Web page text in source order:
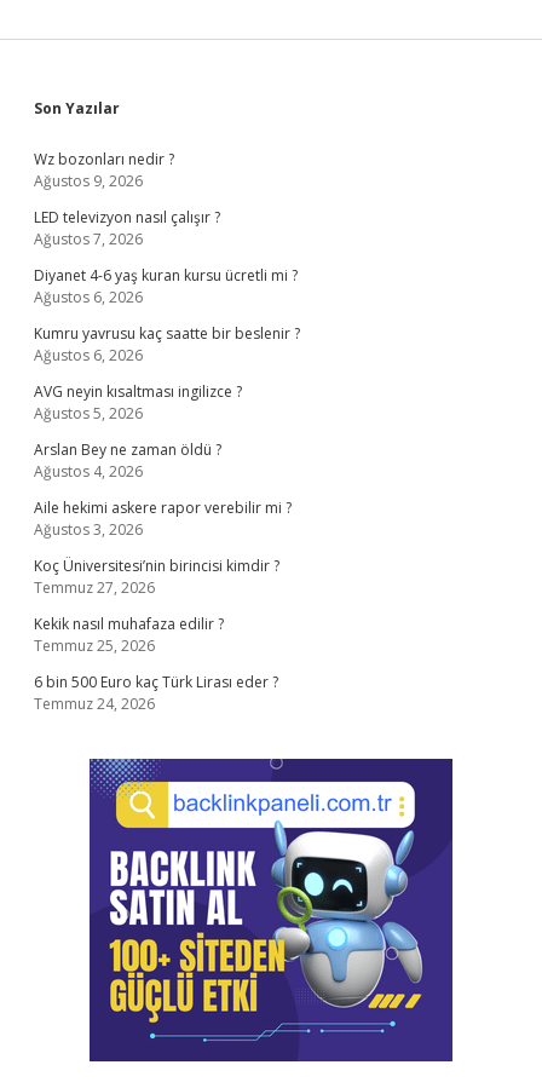
Sidebar
Son Yazılar
Wz bozonları nedir ?
Ağustos 9, 2026
LED televizyon nasıl çalışır ?
Ağustos 7, 2026
Diyanet 4-6 yaş kuran kursu ücretli mi ?
Ağustos 6, 2026
Kumru yavrusu kaç saatte bir beslenir ?
Ağustos 6, 2026
AVG neyin kısaltması ingilizce ?
Ağustos 5, 2026
Arslan Bey ne zaman öldü ?
Ağustos 4, 2026
Aile hekimi askere rapor verebilir mi ?
Ağustos 3, 2026
Koç Üniversitesi’nin birincisi kimdir ?
Temmuz 27, 2026
Kekik nasıl muhafaza edilir ?
Temmuz 25, 2026
6 bin 500 Euro kaç Türk Lirası eder ?
Temmuz 24, 2026